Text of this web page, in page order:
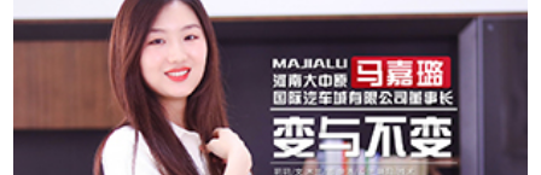
[进入专题]
专访丨北京中天美澳国际教育河南分公司总经理宋姿宁：